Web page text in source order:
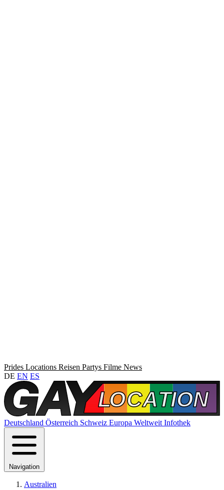
Prides Locations Reisen Partys Filme News
DE EN ES
Deutschland Österreich Schweiz Europa Weltweit Infothek
Navigation
Australien